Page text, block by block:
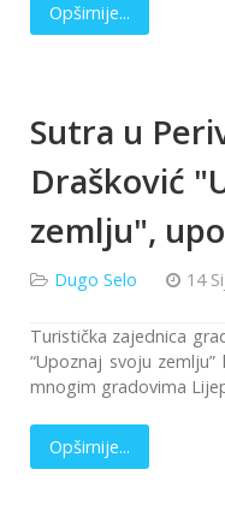
Opširnije...
Sutra u
Drašković
zemlju",
Dugo Selo 14
Turistička zajednica
“Upoznaj svoju
mnogim gradovima
Opširnije...